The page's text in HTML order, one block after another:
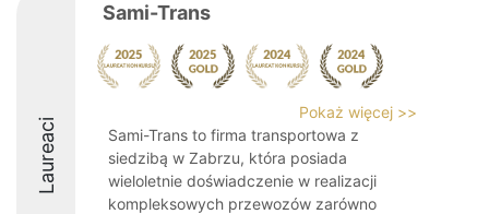
Laureaci
Sami-Trans
Pokaż więcej >>
Sami-Trans to firma transportowa z
siedzibą w Zabrzu, która posiada
wieloletnie doświadczenie w realizacji
kompleksowych przewozów zarówno